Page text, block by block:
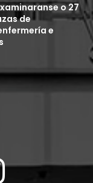
o 27
de
e